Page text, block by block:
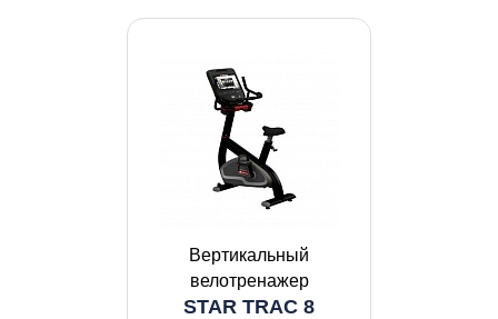
Вертикальный
велотренажер
STAR TRAC 8